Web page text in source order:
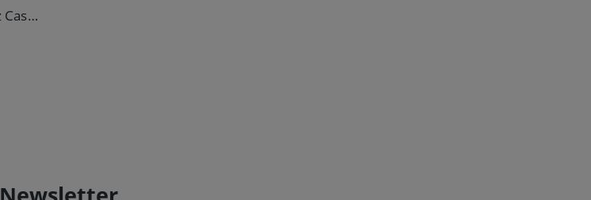
Rekolekcje ze św. Ritą z Cascii. 15 dni rozważań i medytacji